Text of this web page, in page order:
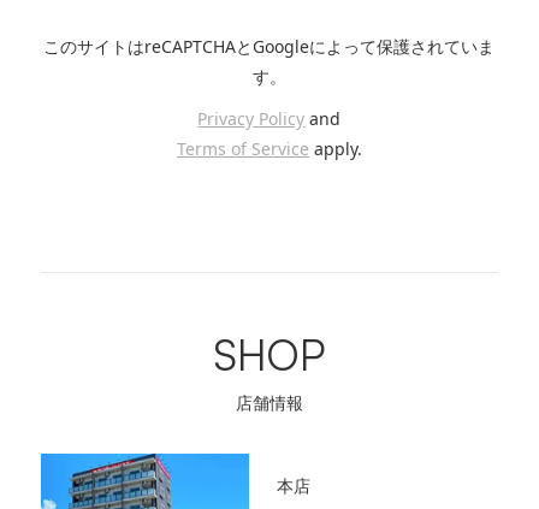
このサイトはreCAPTCHAとGoogleによって保護されていま
す。
Privacy Policy and
Terms of Service apply.
SHOP
店舗情報
本店